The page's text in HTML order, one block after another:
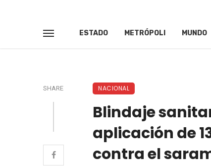
ESTADO METRÓPOLI MUNDO
SHARE NACIONAL
Blindaje
aplicación de
contra el